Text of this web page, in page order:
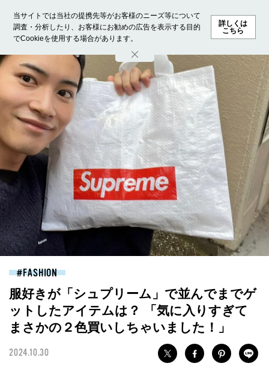
当サイトでは当社の提携先等がお客様のニーズ等について
調査・分析したり、お客様にお勧めの広告を表示する目的
でCookieを使用する場合があります。
詳しくは
こちら
ホーム モデル募集 ランキング ファッション ビューテ
FASHION
服好きが「シュプリーム」で並んでまでゲ
ットしたアイテムは？ 「気に入りすぎて
まさかの２色買いしちゃいました！」
2024.10.30